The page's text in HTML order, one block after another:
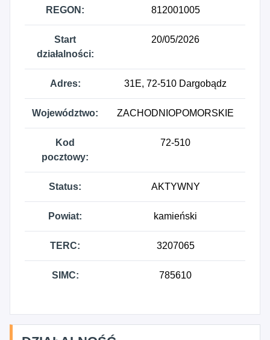
REGON: 812001005
Start
działalności:
20/05/2026
Adres: 31E, 72-510 Dargobądz
Województwo: ZACHODNIOPOMORSKIE
Kod
pocztowy:
72-510
Status: AKTYWNY
Powiat: kamieński
TERC: 3207065
SIMC: 785610